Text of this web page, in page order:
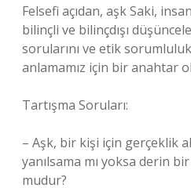
Felsefi açıdan, aşk Saki,
bilinçli ve bilinçdışı
sorularını ve etik
anlamamız için bir anahtar
Tartışma Soruları:
– Aşk, bir kişi için gerçeklik
yanılsama mı yoksa derin
mudur?